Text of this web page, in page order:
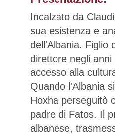
Incalzato da
sua esistenza e
dell'Albania. Figlio
direttore negli
accesso alla
Quando l'Albania
Hoxha perseguitò
padre di Fatos. Il
albanese,